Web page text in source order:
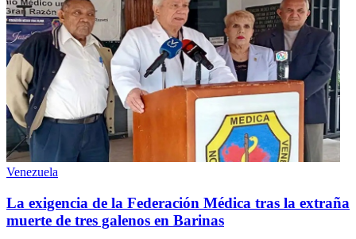
Venezuela
La exigencia de la Federación Médica tras la extraña
muerte de tres galenos en Barinas